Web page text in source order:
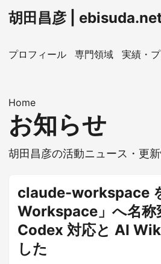
胡田昌彦 |
プロフィール 専門領域 実績・
Home
お知らせ
胡田昌彦の活動ニュース・更
claude-workspace
Workspace」へ名称
Codex 対応と AI
した